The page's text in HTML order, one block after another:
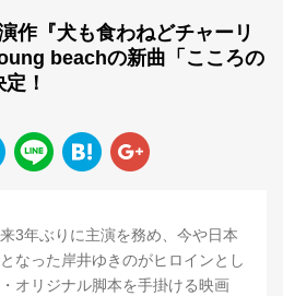
作『犬も食わねどチャーリ
beachの新曲「こころの
！
3年ぶりに主演を務め、今や日本
なった岸井ゆきのがヒロインとし
オリジナル脚本を手掛ける映画